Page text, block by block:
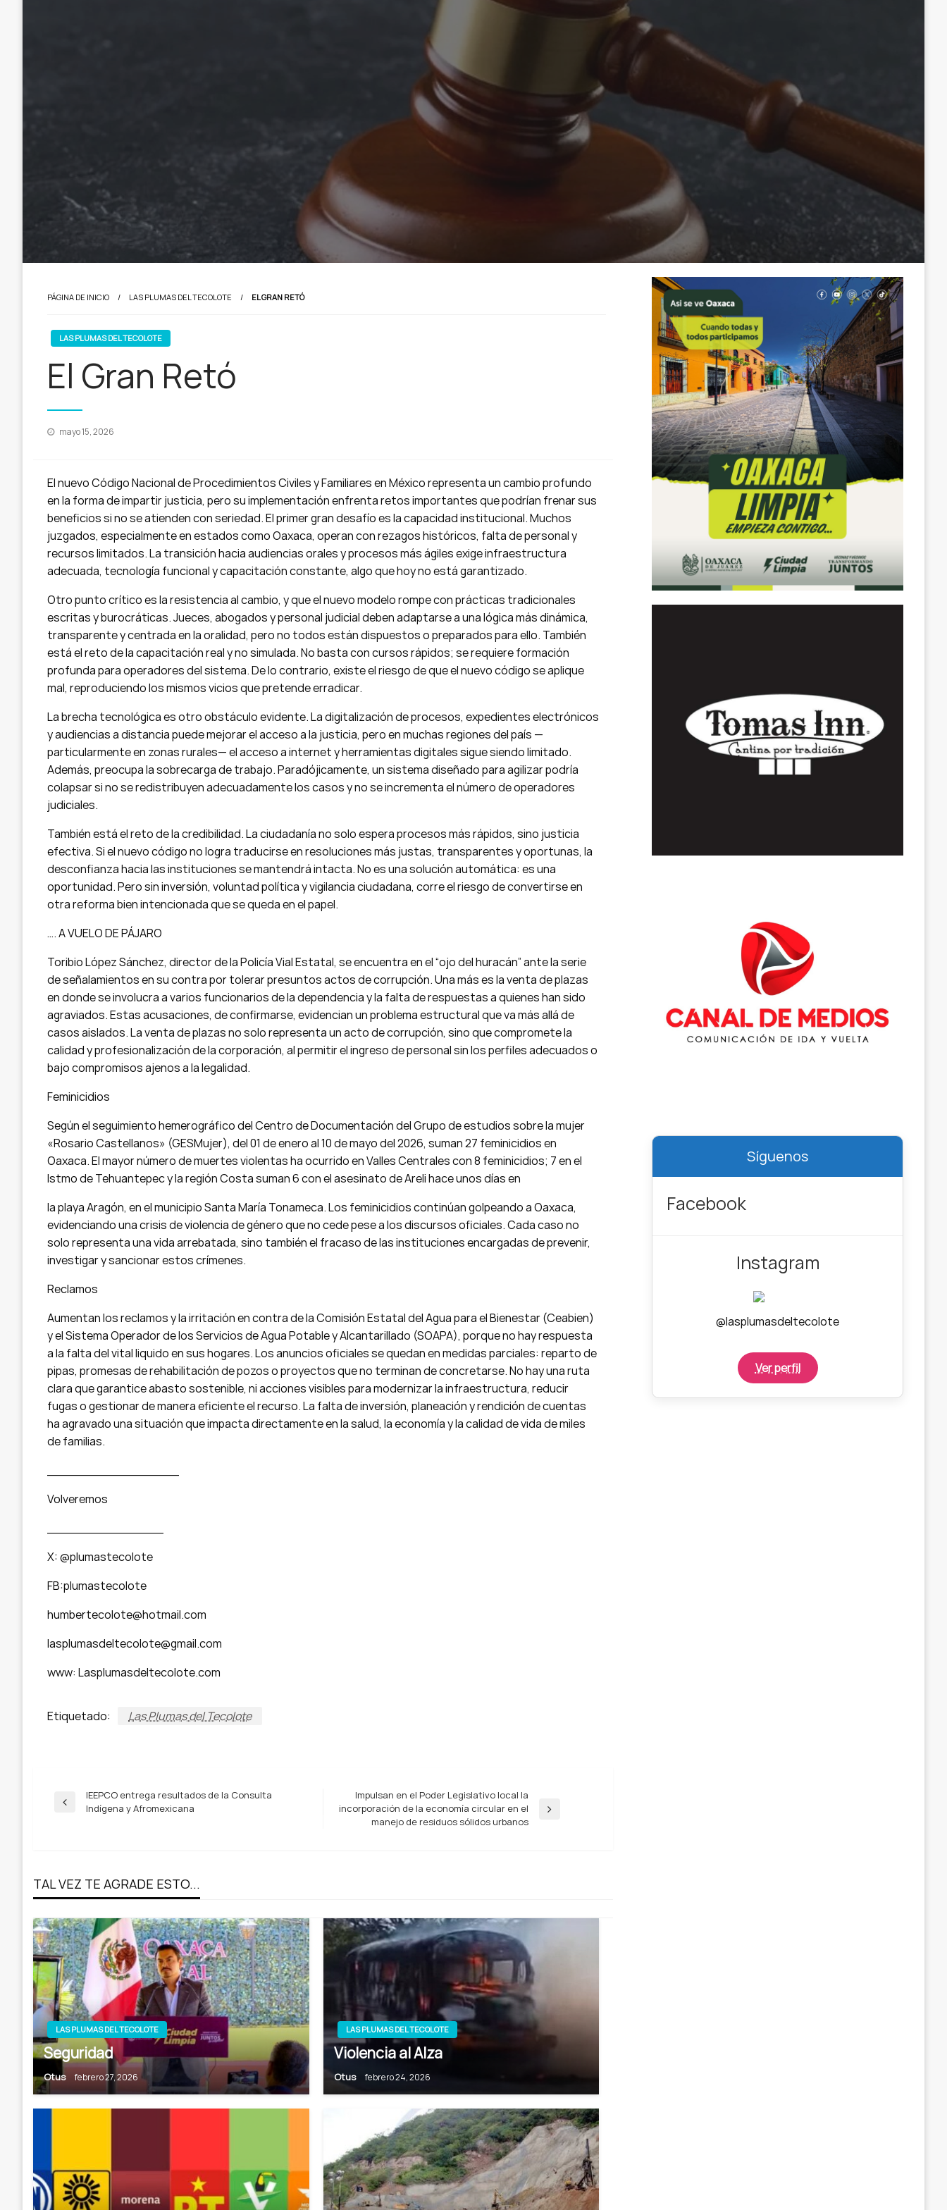
PÁGINA DE INICIO LAS PLUMAS DEL TECOLOTE EL GRAN RETÓ
LAS PLUMAS DEL TECOLOTE
El Gran Retó
Publicado
mayo 15, 2026
El nuevo Código Nacional de Procedimientos Civiles y Familiares en México representa un cambio profundo
en la forma de impartir justicia, pero su implementación enfrenta retos importantes que podrían frenar sus
beneficios si no se atienden con seriedad. El primer gran desafío es la capacidad institucional. Muchos
juzgados, especialmente en estados como Oaxaca, operan con rezagos históricos, falta de personal y
recursos limitados. La transición hacia audiencias orales y procesos más ágiles exige infraestructura
adecuada, tecnología funcional y capacitación constante, algo que hoy no está garantizado.
Otro punto crítico es la resistencia al cambio, y que el nuevo modelo rompe con prácticas tradicionales
escritas y burocráticas. Jueces, abogados y personal judicial deben adaptarse a una lógica más dinámica,
transparente y centrada en la oralidad, pero no todos están dispuestos o preparados para ello. También
está el reto de la capacitación real y no simulada. No basta con cursos rápidos; se requiere formación
profunda para operadores del sistema. De lo contrario, existe el riesgo de que el nuevo código se aplique
mal, reproduciendo los mismos vicios que pretende erradicar.
La brecha tecnológica es otro obstáculo evidente. La digitalización de procesos, expedientes electrónicos
y audiencias a distancia puede mejorar el acceso a la justicia, pero en muchas regiones del país —
particularmente en zonas rurales— el acceso a internet y herramientas digitales sigue siendo limitado.
Además, preocupa la sobrecarga de trabajo. Paradójicamente, un sistema diseñado para agilizar podría
colapsar si no se redistribuyen adecuadamente los casos y no se incrementa el número de operadores
judiciales.
También está el reto de la credibilidad. La ciudadanía no solo espera procesos más rápidos, sino justicia
efectiva. Si el nuevo código no logra traducirse en resoluciones más justas, transparentes y oportunas, la
desconfianza hacia las instituciones se mantendrá intacta. No es una solución automática: es una
oportunidad. Pero sin inversión, voluntad política y vigilancia ciudadana, corre el riesgo de convertirse en
otra reforma bien intencionada que se queda en el papel.
…. A VUELO DE PÁJARO
Toribio López Sánchez, director de la Policía Vial Estatal, se encuentra en el “ojo del huracán” ante la serie
de señalamientos en su contra por tolerar presuntos actos de corrupción. Una más es la venta de plazas
en donde se involucra a varios funcionarios de la dependencia y la falta de respuestas a quienes han sido
agraviados. Estas acusaciones, de confirmarse, evidencian un problema estructural que va más allá de
casos aislados. La venta de plazas no solo representa un acto de corrupción, sino que compromete la
calidad y profesionalización de la corporación, al permitir el ingreso de personal sin los perfiles adecuados o
bajo compromisos ajenos a la legalidad.
Feminicidios
Según el seguimiento hemerográfico del Centro de Documentación del Grupo de estudios sobre la mujer
«Rosario Castellanos» (GESMujer), del 01 de enero al 10 de mayo del 2026, suman 27 feminicidios en
Oaxaca. El mayor número de muertes violentas ha ocurrido en Valles Centrales con 8 feminicidios; 7 en el
Istmo de Tehuantepec y la región Costa suman 6 con el asesinato de Areli hace unos días en
la playa Aragón, en el municipio Santa María Tonameca. Los feminicidios continúan golpeando a Oaxaca,
evidenciando una crisis de violencia de género que no cede pese a los discursos oficiales. Cada caso no
solo representa una vida arrebatada, sino también el fracaso de las instituciones encargadas de prevenir,
investigar y sancionar estos crímenes.
Reclamos
Aumentan los reclamos y la irritación en contra de la Comisión Estatal del Agua para el Bienestar (Ceabien)
y el Sistema Operador de los Servicios de Agua Potable y Alcantarillado (SOAPA), porque no hay respuesta
a la falta del vital liquido en sus hogares. Los anuncios oficiales se quedan en medidas parciales: reparto de
pipas, promesas de rehabilitación de pozos o proyectos que no terminan de concretarse. No hay una ruta
clara que garantice abasto sostenible, ni acciones visibles para modernizar la infraestructura, reducir
fugas o gestionar de manera eficiente el recurso. La falta de inversión, planeación y rendición de cuentas
ha agravado una situación que impacta directamente en la salud, la economía y la calidad de vida de miles
de familias.
Volveremos
X: @plumastecolote
FB:plumastecolote
humbertecolote@hotmail.com
lasplumasdeltecolote@gmail.com
www: Lasplumasdeltecolote.com
Etiquetado: Las Plumas del Tecolote
Navegación
entradas
Entrada
IEEPCO entrega resultados de la Consulta
Indígena y Afromexicana
Entrada
siguiente
Impulsan en el Poder Legislativo local la
incorporación de la economía circular en el
manejo de residuos sólidos urbanos
TAL VEZ TE AGRADE ESTO...
LAS PLUMAS DEL TECOLOTE
Seguridad
Otus febrero 27, 2026
LAS PLUMAS DEL TECOLOTE
Violencia al Alza
Otus febrero 24, 2026
Síguenos
Facebook
Instagram
@lasplumasdeltecolote
Ver perfil